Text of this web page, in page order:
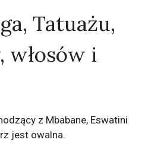
Tatuażu,
włosów i
z Mbabane, Eswatini
jest owalna.